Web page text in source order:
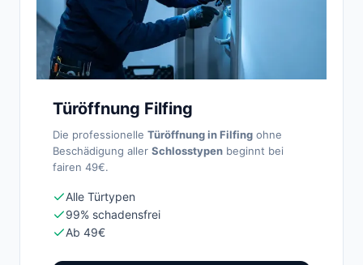
Türöffnung Filfing
Die professionelle Türöffnung in Filfing ohne
Beschädigung aller Schlosstypen beginnt bei
fairen 49€.
Alle Türtypen
99% schadensfrei
Ab 49€